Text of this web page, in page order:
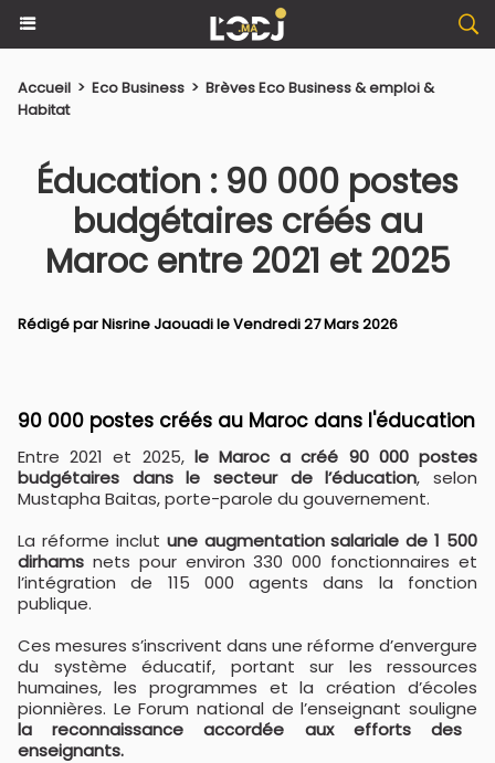
Accueil > Eco Business > Brèves Eco Business & emploi &
Habitat
Éducation : 90 000 postes
budgétaires créés au
Maroc entre 2021 et 2025
Rédigé parNisrine Jaouadile Vendredi 27 Mars 2026
90 000 postes créés au Maroc dans l'éducation
Entre 2021 et 2025,le Maroc a créé 90 000 postes
budgétaires dans le secteur de l’éducation, selon
Mustapha Baitas, porte-parole du gouvernement.
La réforme inclut une augmentation salariale de 1 500
dirhams nets pour environ 330 000 fonctionnaires et
l’intégration de 115 000 agents dans la fonction
publique.
Ces mesures s’inscrivent dans une réforme d’envergure
du système éducatif, portant sur les ressources
humaines, les programmes et la création d’écoles
pionnières. Le Forum national de l’enseignant souligne
la reconnaissance accordée aux efforts des
enseignants.